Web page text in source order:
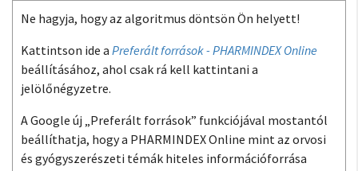
Ne hagyja, hogy az algoritmus döntsön Ön helyett!
Kattintson ide a Preferált források - PHARMINDEX Online
beállításához, ahol csak rá kell kattintani a
jelölőnégyzetre.
A Google új „Preferált források” funkciójával mostantól
beállíthatja, hogy a PHARMINDEX Online mint az orvosi
és gyógyszerészeti témák hiteles információforrása